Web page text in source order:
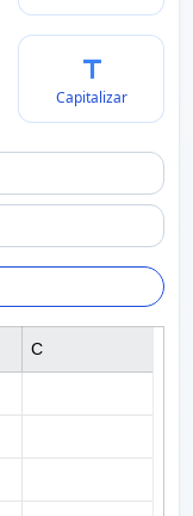
Capitalizar
C